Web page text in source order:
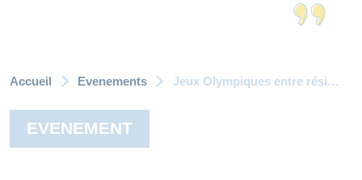
Accueil Evenements Jeux Olympiques entre résidences
EVENEMENT